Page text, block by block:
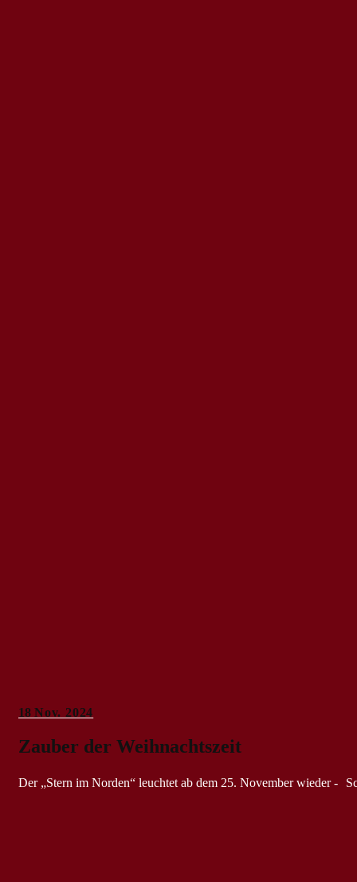
18 Nov. 2024
Zauber der Weihnachtszeit
Der „Stern im Norden“ leuchtet ab dem 25. November wieder -